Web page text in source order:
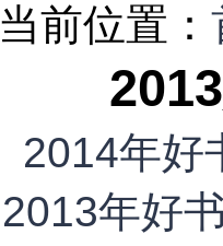
当前位置：
2014年好
2013年好